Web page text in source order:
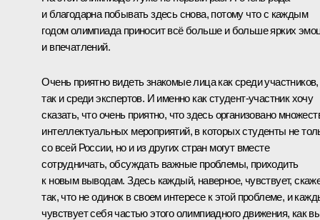
и благодарна побывать здесь снова, потому что с каждым
годом олимпиада приносит всё больше и больше ярких
и впечатлений.
Очень приятно видеть знакомые лица как среди участников,
так и среди экспертов. И именно как студент-участник хочу
сказать, что очень приятно, что здесь организовано
интеллектуальных мероприятий, в которых студенты не
со всей России, но и из других стран могут вместе
сотрудничать, обсуждать важные проблемы, приходить
к новым выводам. Здесь каждый, наверное, чувствует,
так, что не одинок в своем интересе к этой проблеме, и
чувствует себя частью этого олимпиадного движения, как